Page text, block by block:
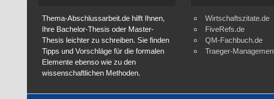
Thema-Abschlussarbeit.de hilft Ihnen,
Ihre Bachelor-Thesis oder Master-
Thesis leichter zu schreiben. Sie finden
Tipps und Vorschläge für die formalen
Elemente ebenso wie zu den
wissenschaftlichen Methoden.
Wirtschaftszitate.de
FiveRefs.de
QM-Fachbuch.de
Traeger-